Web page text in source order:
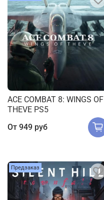
ACE COMBAT 8: WINGS OF
THEVE PS5
От 949 руб
Предзаказ